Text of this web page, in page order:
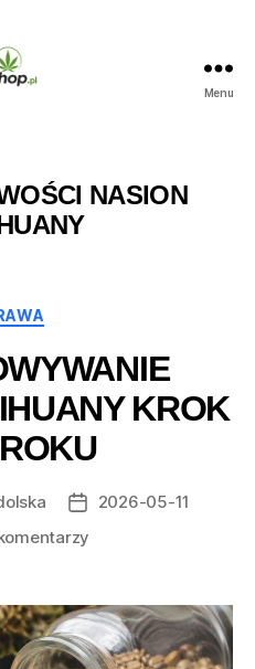
Menu
NASION
Kategorie
KROK
Data2026-05-11
marihuany
krok
po